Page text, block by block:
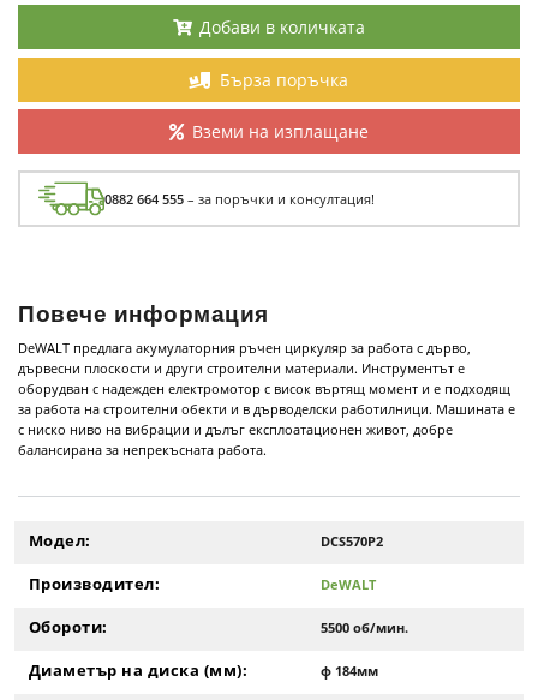
Добави в количката
Бърза поръчка
Вземи на изплащане
0882 664 555 – за поръчки и консултация!
Повече информация
DeWALT предлага акумулаторния ръчен циркуляр за работа с дърво,
дървесни плоскости и други строителни материали. Инструментът е
оборудван с надежден електромотор с висок въртящ момент и е подходящ
за работа на строителни обекти и в дърводелски работилници. Машината е
с ниско ниво на вибрации и дълъг експлоатационен живот, добре
балансирана за непрекъсната работа.
Модел: DCS570P2
Производител: DeWALT
Обороти: 5500 об/мин.
Диаметър на диска (мм): ф 184мм